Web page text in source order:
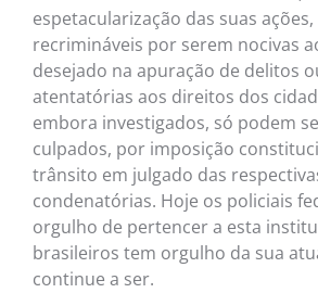
espetacularização das suas
recrimináveis por serem nocivas
desejado na apuração de delitos
atentatórias aos direitos dos
embora investigados, só podem
culpados, por imposição
trânsito em julgado das
condenatórias. Hoje os policiais
orgulho de pertencer a esta
brasileiros tem orgulho da sua
continue a ser.